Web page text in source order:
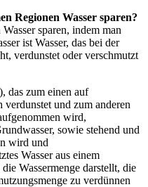
Regionen Wasser sparen?
sparen, indem man
ist Wasser, das bei der
verdunstet oder verschmutzt
das zum einen auf
und zum anderen
wird,
sowie stehend und
wird und
Wasser aus einem
Wassermenge darstellt, die
zu verdünnen